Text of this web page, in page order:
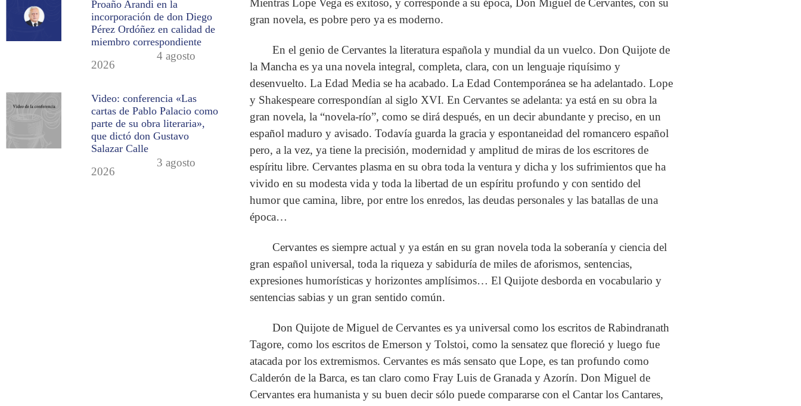
Proaño Arandi en la
incorporación de don Diego
Pérez Ordóñez en calidad de
miembro correspondiente
4 agosto
2026
Video: conferencia «Las
cartas de Pablo Palacio como
parte de su obra literaria»,
que dictó don Gustavo
Salazar Calle
3 agosto
2026
Mientras Lope Vega es exitoso, y corresponde a su época, Don Miguel de Cervantes, con su
gran novela, es pobre pero ya es moderno.
En el genio de Cervantes la literatura española y mundial da un vuelco. Don Quijote de
la Mancha es ya una novela integral, completa, clara, con un lenguaje riquísimo y
desenvuelto. La Edad Media se ha acabado. La Edad Contemporánea se ha adelantado. Lope
y Shakespeare correspondían al siglo XVI. En Cervantes se adelanta: ya está en su obra la
gran novela, la “novela-río”, como se dirá después, en un decir abundante y preciso, en un
español maduro y avisado. Todavía guarda la gracia y espontaneidad del romancero español
pero, a la vez, ya tiene la precisión, modernidad y amplitud de miras de los escritores de
espíritu libre. Cervantes plasma en su obra toda la ventura y dicha y los sufrimientos que ha
vivido en su modesta vida y toda la libertad de un espíritu profundo y con sentido del
humor que camina, libre, por entre los enredos, las deudas personales y las batallas de una
época…
Cervantes es siempre actual y ya están en su gran novela toda la soberanía y ciencia del
gran español universal, toda la riqueza y sabiduría de miles de aforismos, sentencias,
expresiones humorísticas y horizontes amplísimos… El Quijote desborda en vocabulario y
sentencias sabias y un gran sentido común.
Don Quijote de Miguel de Cervantes es ya universal como los escritos de Rabindranath
Tagore, como los escritos de Emerson y Tolstoi, como la sensatez que floreció y luego fue
atacada por los extremismos. Cervantes es más sensato que Lope, es tan profundo como
Calderón de la Barca, es tan claro como Fray Luis de Granada y Azorín. Don Miguel de
Cervantes era humanista y su buen decir sólo puede compararse con el Cantar los Cantares,